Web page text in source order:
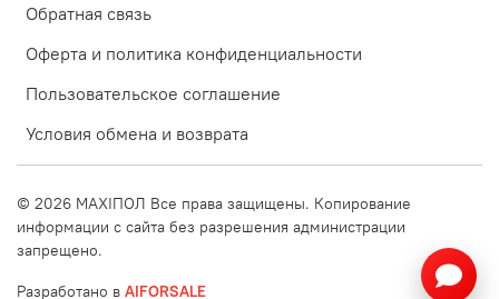
Обратная связь
Оферта и политика конфиденциальности
Пользовательское соглашение
Условия обмена и возврата
© 2026 MAXIПОЛ Все права защищены. Копирование
информации с сайта без разрешения администрации
запрещено.
Разработано в AIFORSALE